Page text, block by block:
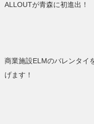
ALLOUTが青森に初進出！
商業施設ELMのバレンタイ
げます！